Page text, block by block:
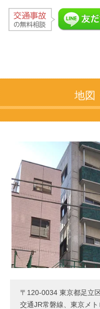
地図
〒120-0034 東京都足立
交通JR常磐線、東京メ